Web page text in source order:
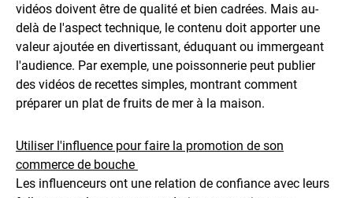
vidéos doivent être de qualité et bien cadrées. Mais au-
delà de l'aspect technique, le contenu doit apporter une
valeur ajoutée en divertissant, éduquant ou immergeant
l'audience. Par exemple, une poissonnerie peut publier
des vidéos de recettes simples, montrant comment
préparer un plat de fruits de mer à la maison.
Utiliser l'influence pour faire la promotion de son
commerce de bouche
Les influenceurs ont une relation de confiance avec leurs